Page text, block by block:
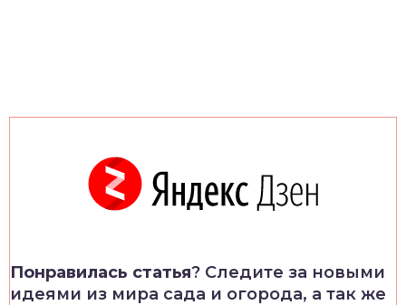
Понравилась статья? Следите за новыми
идеями из мира сада и огорода, а так же